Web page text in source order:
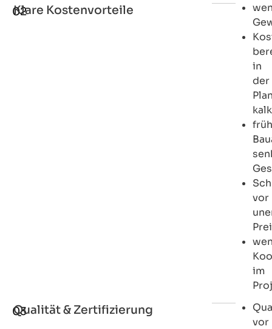
02
Klare Kostenvorteile
in
der
vor
im
03
Qualität & Zertifizierung
vor